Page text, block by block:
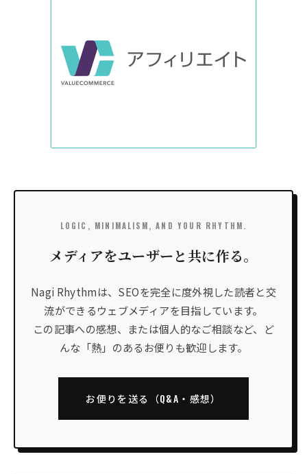
LOGIC, MINIMALISM, AND YOUR RHYTHM.
メディアをユーザーと共に作る。
Nagi Rhythmは、SEOを完全に度外視した読者と交
流ができるウェブメディアを目指しています。
この記事への感想、または個人的なご相談など、ど
んな「熱」のあるお便りも歓迎します。
お便りを送る（Q&A・感想）